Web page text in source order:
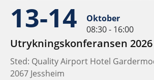
13-14
Oktober
08:30 - 16:00
Utrykningskonferansen 2026
Sted: Quality Airport Hotel
2067 Jessheim